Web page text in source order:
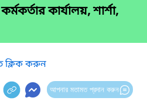
কার্যালয়, শার্শা,
ক্লিক করুন
আপনার মতামত প্রদান করুন